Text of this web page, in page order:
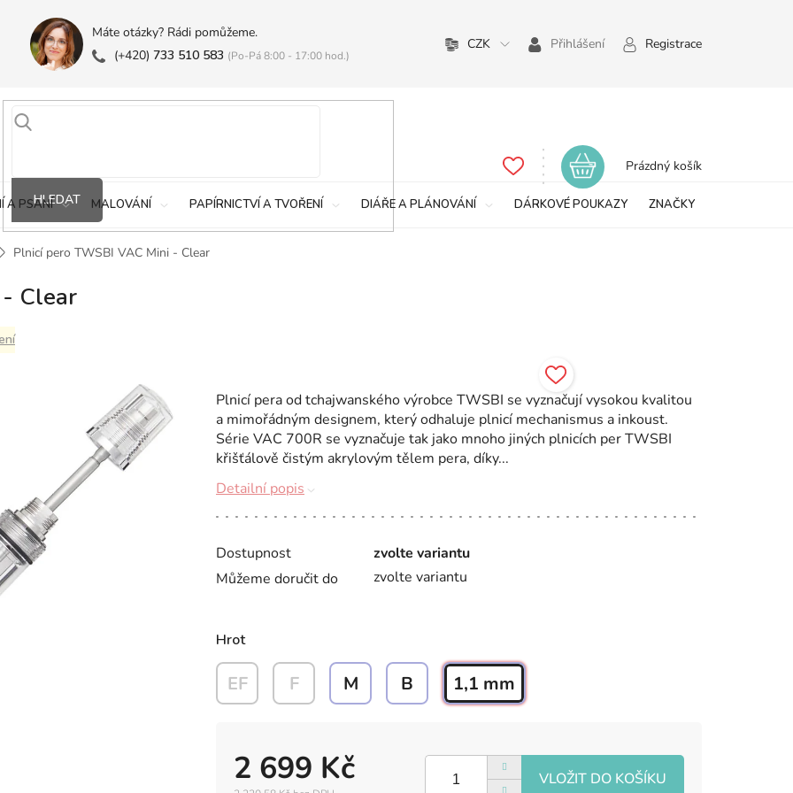
Máte otázky? Rádi pomůžeme.
(+420) 733 510 583 (Po-Pá 8:00 - 17:00 hod.)
CZK Přihlášení Registrace
HLEDAT
Nákupní
Prázdný košík
A PSANÍ MALOVÁNÍ PAPÍRNICTVÍ A TVOŘENÍ DIÁŘE A PLÁNOVÁNÍ DÁRKOVÉ POUKAZY ZNAČKY
Plnicí pero TWSBI VAC Mini - Clear
Clear
Dostupnost
zvolte variantu
Můžeme doručit do
zvolte variantu
2 699 Kč
Hrot
EF F M B 1,1 mm
Plnicí pera od tchajwanského výrobce TWSBI se vyznačují vysokou kvalitou
a mimořádným designem, který odhaluje plnicí mechanismus a inkoust.
Série VAC 700R se vyznačuje tak jako mnoho jiných plnicích per TWSBI
křišťálově čistým akrylovým tělem pera, díky...
Detailní popis